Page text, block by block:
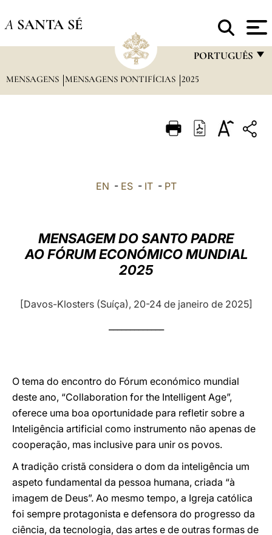
A SANTA SÉ
PORTUGUÊS
FRANÇAIS
ITALIANO
العربيّة
MENSAGENS MENSAGENS PONTIFÍCIAS 2025
EN - ES- IT- PT
MENSAGEM DO SANTO PADRE
AO FÓRUM ECONÓMICO MUNDIAL
2025
[Davos-Klosters (Suíça), 20-24 de janeiro de 2025]
O tema do encontro do Fórum económico mundial
deste ano, “Collaboration for the Intelligent Age”,
oferece uma boa oportunidade para refletir sobre a
Inteligência artificial como instrumento não apenas de
cooperação, mas inclusive para unir os povos.
A tradição cristã considera o dom da inteligência um
aspeto fundamental da pessoa humana, criada “à
imagem de Deus”. Ao mesmo tempo, a Igreja católica
foi sempre protagonista e defensora do progresso da
ciência, da tecnologia, das artes e de outras formas de